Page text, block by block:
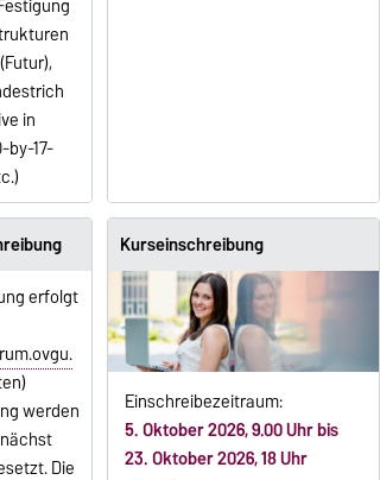
in
17-
erfolgt
werden
Die
Kurseinschreibung
Einschreibezeitraum:
5. Oktober 2026, 9.00 Uhr bis
23. Oktober 2026, 18 Uhr